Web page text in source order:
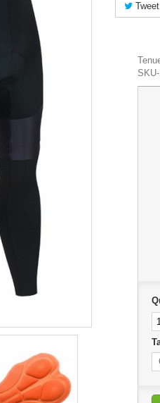
Tweet